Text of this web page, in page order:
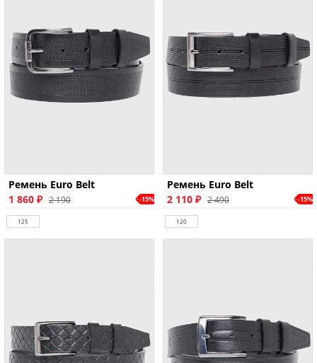
Ремень Euro Belt
1 860 ₽ 2 190 -15%
125
Ремень Euro Belt
2 110 ₽ 2 490 -15%
120